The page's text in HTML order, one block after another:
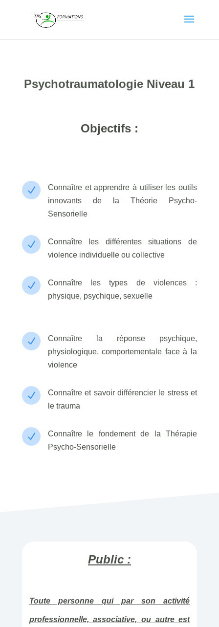
Psychotraumatologie Niveau 1
Objectifs :
N
Connaître et apprendre à utiliser les outils
innovants de la Théorie Psycho-
Sensorielle
N
Connaître les différentes situations de
violence individuelle ou collective
N
Connaître les types de violences :
physique, psychique, sexuelle
N
Connaître la réponse psychique,
physiologique, comportementale face à la
violence
N
Connaître et savoir différencier le stress et
le trauma
N
Connaître le fondement de la Thérapie
Psycho-Sensorielle
Public :
Toute personne qui par son activité
professionnelle, associative, ou autre est